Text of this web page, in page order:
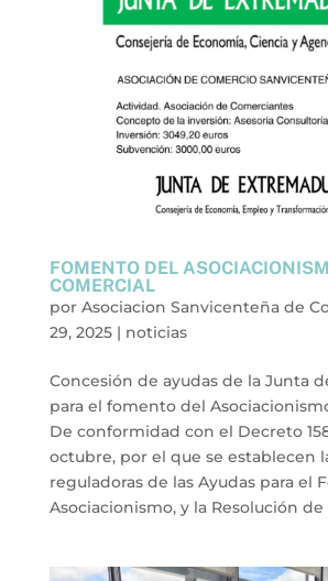
FOMENTO DEL
COMERCIAL
por Asociacion Sanvicenteña de
29, 2025| noticias
Concesión de ayudas de la Junta
para el fomento del
De conformidad con el Decreto
octubre, por el que se establecen
reguladoras de las Ayudas para el
Asociacionismo, y la Resolución de